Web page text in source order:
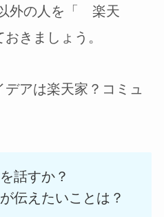
外の人を「 楽天
きましょう。
アは楽天家？コミュ
話すか？
伝えたいことは？